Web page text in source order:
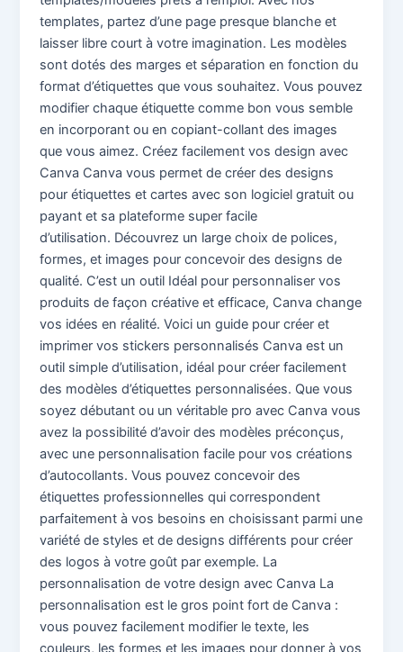
templates, partez d’une page presque blanche et
laisser libre court à votre imagination. Les modèles
sont dotés des marges et séparation en fonction du
format d’étiquettes que vous souhaitez. Vous pouvez
modifier chaque étiquette comme bon vous semble
en incorporant ou en copiant-collant des images
que vous aimez. Créez facilement vos design avec
Canva Canva vous permet de créer des designs
pour étiquettes et cartes avec son logiciel gratuit ou
payant et sa plateforme super facile
d’utilisation. Découvrez un large choix de polices,
formes, et images pour concevoir des designs de
qualité. C’est un outil Idéal pour personnaliser vos
produits de façon créative et efficace, Canva change
vos idées en réalité. Voici un guide pour créer et
imprimer vos stickers personnalisés Canva est un
outil simple d’utilisation, idéal pour créer facilement
des modèles d’étiquettes personnalisées. Que vous
soyez débutant ou un véritable pro avec Canva vous
avez la possibilité d’avoir des modèles préconçus,
avec une personnalisation facile pour vos créations
d’autocollants. Vous pouvez concevoir des
étiquettes professionnelles qui correspondent
parfaitement à vos besoins en choisissant parmi une
variété de styles et de designs différents pour créer
des logos à votre goût par exemple. La
personnalisation de votre design avec Canva La
personnalisation est le gros point fort de Canva :
vous pouvez facilement modifier le texte, les
couleurs, les formes et les images pour donner à vos